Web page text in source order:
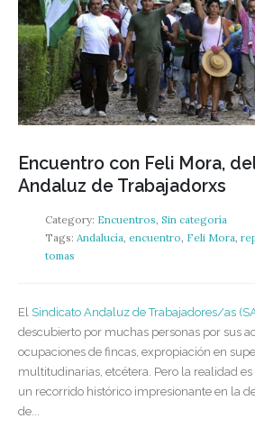
Encuentro con Feli Mora,
Andaluz de Trabajadorxs
Category: Encuentros Sin categoría
Tags: Andalucía encuentro Feli Mora
tomas
El Sindicato Andaluz de Trabajadores/as
descubierto por muchas personas por sus
ocupaciones de fincas, expropiación en
multitudinarias, etcétera. Pero la realidad es
un recorrido histórico impresionante en la
de...